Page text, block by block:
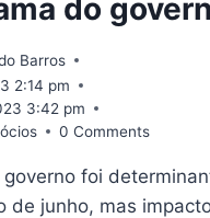
do
Barros
2:14 pm
3:42 pm
0 Comments
foi
de junho, mas